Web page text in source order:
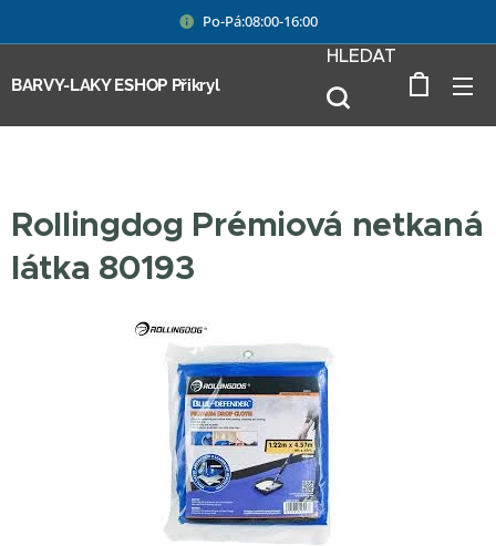
Po-Pá:08:00-16:00
BARVY-LAKY ESHOP Přikryl
HLEDAT
Rollingdog Prémiová netkaná
látka 80193